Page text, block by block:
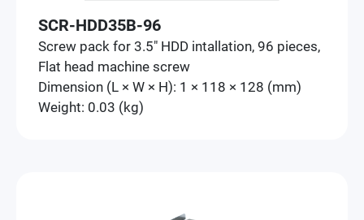
SCR-HDD35B-96
Screw pack for 3.5" HDD intallation, 96 pieces,
Flat head machine screw
Dimension (L × W × H): 1 × 118 × 128 (mm)
Weight: 0.03 (kg)